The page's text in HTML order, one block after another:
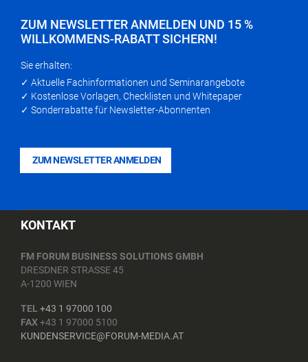
ZUM NEWSLETTER ANMELDEN UND 15 %
WILLKOMMENS-RABATT SICHERN!
Sie erhalten:
✓ Aktuelle Fachinformationen und Seminarangebote
✓ Kostenlose Vorlagen, Checklisten und Whitepaper
✓ Sonderrabatte für Newsletter-Abonnenten
ZUM NEWSLETTER ANMELDEN
KONTAKT
FM FORUM BUSINESS SOLUTIONS GMBH
DRESDNER STRASSE 45
A-1200 WIEN
TEL +43 1 97000 100
FAX+43 1 97000 5100
KUNDENSERVICE@FORUM-MEDIA.AT